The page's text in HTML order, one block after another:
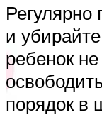
Регулярно
и
ребенок
порядок в